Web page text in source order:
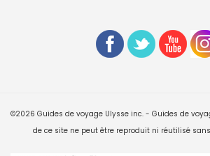
©2026 Guides de voyage Ulysse inc. - Guides de
de ce site ne peut être reproduit ni réutilisé